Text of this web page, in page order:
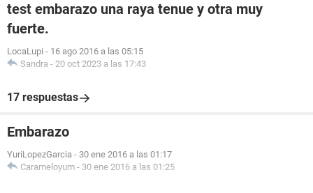
test embarazo una raya tenue y otra muy
fuerte.
LocaLupi - 16 ago 2016 a las 05:15
Sandra - 20 oct 2023 a las 17:43
17 respuestas
Embarazo
YuriLopezGarcia - 30 ene 2016 a las 01:17
Carameloyum - 30 ene 2016 a las 01:25